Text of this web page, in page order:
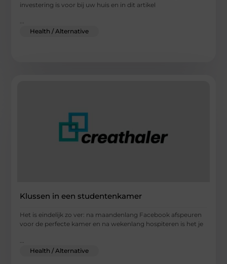
investering is voor bij uw huis en in dit artikel
...
Health / Alternative
Klussen in een studentenkamer
Het is eindelijk zo ver: na maandenlang Facebook afspeuren
voor de perfecte kamer en na wekenlang hospiteren is het je
Health / Alternative